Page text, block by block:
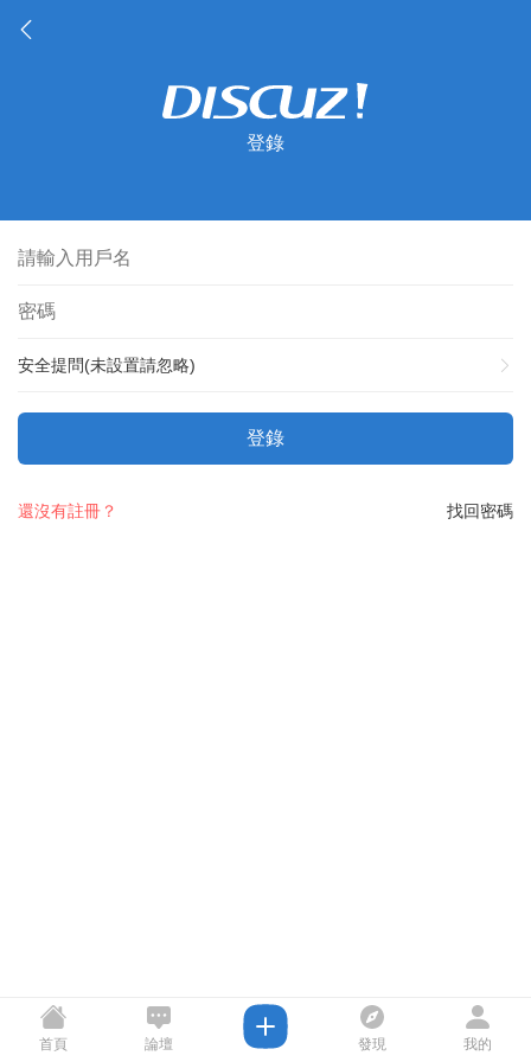
登錄
安全提問(未設置請忽略)
登錄
找回密碼
還沒有註冊？
首頁 論壇 發現 我的